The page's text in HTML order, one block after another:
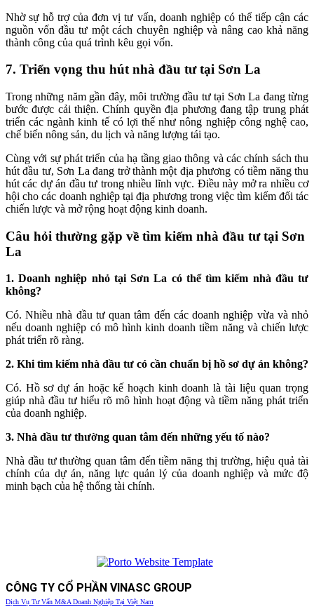
Nhờ sự hỗ trợ của đơn vị tư vấn, doanh nghiệp có thể tiếp cận các
nguồn vốn đầu tư một cách chuyên nghiệp và nâng cao khả năng
thành công của quá trình kêu gọi vốn.
7. Triển vọng thu hút nhà đầu tư tại Sơn La
Trong những năm gần đây, môi trường đầu tư tại Sơn La đang từng
bước được cải thiện. Chính quyền địa phương đang tập trung phát
triển các ngành kinh tế có lợi thế như nông nghiệp công nghệ cao,
chế biến nông sản, du lịch và năng lượng tái tạo.
Cùng với sự phát triển của hạ tầng giao thông và các chính sách thu
hút đầu tư, Sơn La đang trở thành một địa phương có tiềm năng thu
hút các dự án đầu tư trong nhiều lĩnh vực. Điều này mở ra nhiều cơ
hội cho các doanh nghiệp tại địa phương trong việc tìm kiếm đối tác
chiến lược và mở rộng hoạt động kinh doanh.
Câu hỏi thường gặp về tìm kiếm nhà đầu tư tại Sơn
La
1. Doanh nghiệp nhỏ tại Sơn La có thể tìm kiếm nhà đầu tư
không?
Có. Nhiều nhà đầu tư quan tâm đến các doanh nghiệp vừa và nhỏ
nếu doanh nghiệp có mô hình kinh doanh tiềm năng và chiến lược
phát triển rõ ràng.
2. Khi tìm kiếm nhà đầu tư có cần chuẩn bị hồ sơ dự án không?
Có. Hồ sơ dự án hoặc kế hoạch kinh doanh là tài liệu quan trọng
giúp nhà đầu tư hiểu rõ mô hình hoạt động và tiềm năng phát triển
của doanh nghiệp.
3. Nhà đầu tư thường quan tâm đến những yếu tố nào?
Nhà đầu tư thường quan tâm đến tiềm năng thị trường, hiệu quả tài
chính của dự án, năng lực quản lý của doanh nghiệp và mức độ
minh bạch của hệ thống tài chính.
CÔNG TY CỔ PHẦN VINASC GROUP
Dịch Vụ Tư Vấn M&A Doanh Nghiệp Tại Việt Nam